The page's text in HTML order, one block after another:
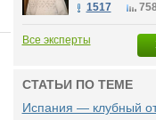
1517
Все эксперты
СТАТЬИ ПО ТЕМЕ
Испания — клубный